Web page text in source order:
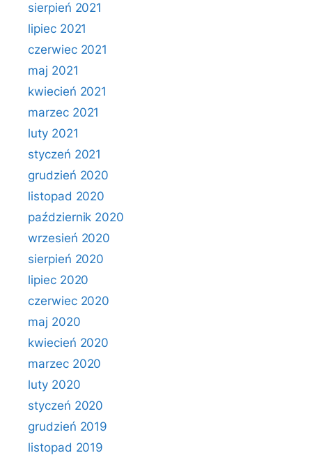
sierpień 2021
lipiec 2021
czerwiec 2021
maj 2021
kwiecień 2021
marzec 2021
luty 2021
styczeń 2021
grudzień 2020
listopad 2020
październik 2020
wrzesień 2020
sierpień 2020
lipiec 2020
czerwiec 2020
maj 2020
kwiecień 2020
marzec 2020
luty 2020
styczeń 2020
grudzień 2019
listopad 2019